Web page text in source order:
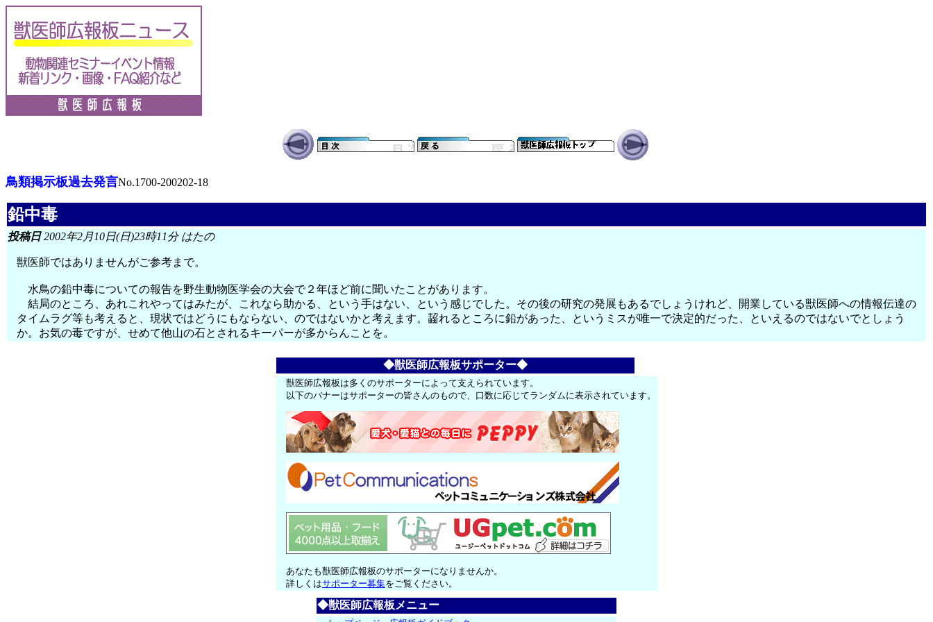
鳥類掲示板過去発言No.1700-200202-18
鉛中毒
投稿日2002年2月10日(日)23時11分 はたの
獣医師ではありませんがご参考まで。
水鳥の鉛中毒についての報告を野生動物医学会の大会で２年ほど前に聞いたことがあります。
結局のところ、あれこれやってはみたが、これなら助かる、という手はない、という感じでした。その後の研究の発展もあるでしょうけれど、開業している獣医師への情報伝達の
タイムラグ等も考えると、現状ではどうにもならない、のではないかと考えます。齧れるところに鉛があった、というミスが唯一で決定的だった、といえるのではないでとしょう
か。お気の毒ですが、せめて他山の石とされるキーパーが多からんことを。
◆獣医師広報板サポーター◆
獣医師広報板は多くのサポーターによって支えられています。
以下のバナーはサポーターの皆さんのもので、口数に応じてランダムに表示されています。
あなたも獣医師広報板のサポーターになりませんか。
詳しくはサポーター募集をご覧ください。
◆獣医師広報板メニュー